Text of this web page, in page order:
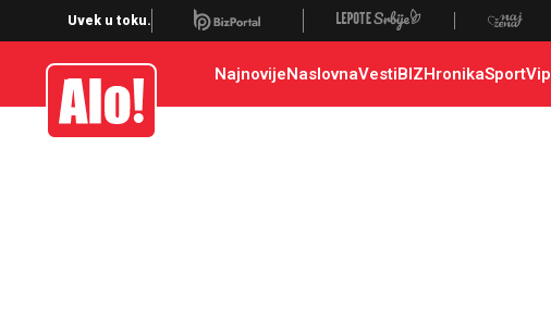
Uvek u toku.
Alo NajnovijeNaslovnaVestiBIZHronikaSportVip